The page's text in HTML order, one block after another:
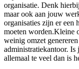
organisatie. Denk
maar ook aan jouw
organisaties zijn er een
moeten worden.Kleine
weinig omzet
administratiekantoor.
allemaal te veel dan is